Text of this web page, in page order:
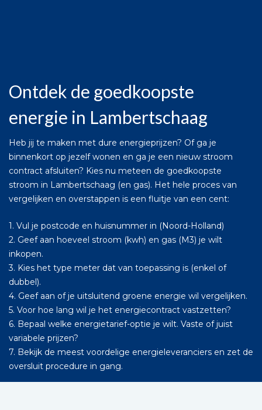
Ontdek de goedkoopste
energie in Lambertschaag
Heb jij te maken met dure energieprijzen? Of ga je
binnenkort op jezelf wonen en ga je een nieuw stroom
contract afsluiten? Kies nu meteen de goedkoopste
stroom in Lambertschaag (en gas). Het hele proces van
vergelijken en overstappen is een fluitje van een cent:
1. Vul je postcode en huisnummer in (Noord-Holland)
2. Geef aan hoeveel stroom (kwh) en gas (M3) je wilt
inkopen.
3. Kies het type meter dat van toepassing is (enkel of
dubbel).
4. Geef aan of je uitsluitend groene energie wil vergelijken.
5. Voor hoe lang wil je het energiecontract vastzetten?
6. Bepaal welke energietarief-optie je wilt. Vaste of juist
variabele prijzen?
7. Bekijk de meest voordelige energieleveranciers en zet de
oversluit procedure in gang.